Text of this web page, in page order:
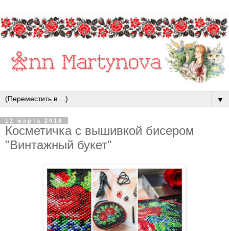
▼
12 марта 2018
Косметичка с вышивкой бисером
"Винтажный букет"